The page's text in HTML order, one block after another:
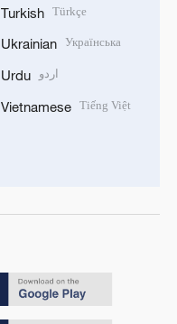
Turkish Türkçe
Ukrainian Українська
Urdu اردو
Vietnamese Tiếng Việt